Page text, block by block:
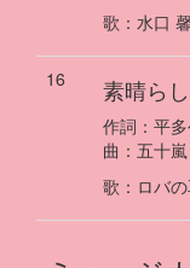
歌 ： 水口 馨
16 素晴ら
作詞： 平
曲： 五十
歌 ： ロバ